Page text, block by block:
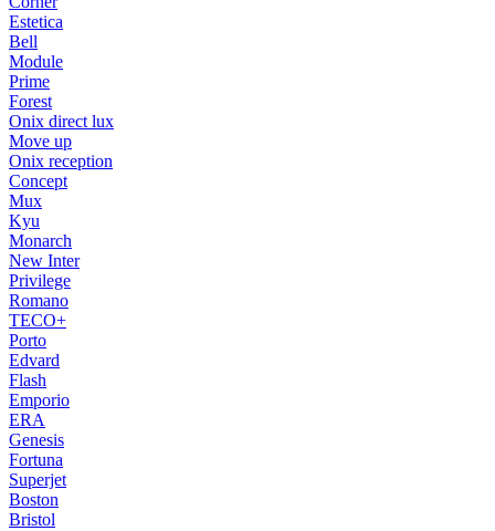
Estetica
Bell
Module
Prime
Forest
Onix direct lux
Move up
Onix reception
Concept
Mux
Kyu
Monarch
New Inter
Privilege
Romano
TECO+
Porto
Edvard
Flash
Emporio
ERA
Genesis
Fortuna
Superjet
Boston
Bristol